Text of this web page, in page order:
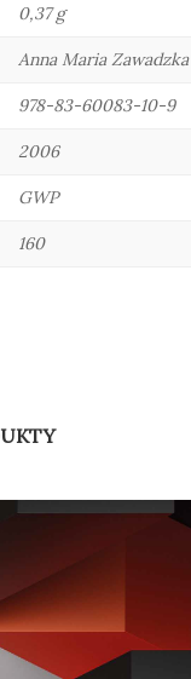
0,37 g
Anna Maria Zawadzka
978-83-60083-10-9
2006
GWP
160